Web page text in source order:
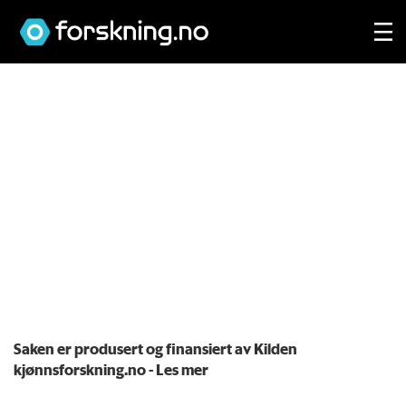
Saken er produsert og finansiert av Kilden
kjønnsforskning.no- Les mer